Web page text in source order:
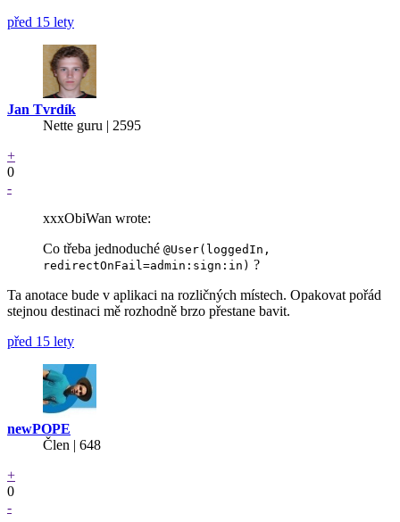
před 15 lety
Jan Tvrdík
Nette guru | 2595
+
0
-
xxxObiWan wrote:
Co třeba jednoduché @User(loggedIn,
redirectOnFail=admin:sign:in) ?
Ta anotace bude v aplikaci na rozličných místech. Opakovat pořád
stejnou destinaci mě rozhodně brzo přestane bavit.
před 15 lety
newPOPE
Člen | 648
+
0
-